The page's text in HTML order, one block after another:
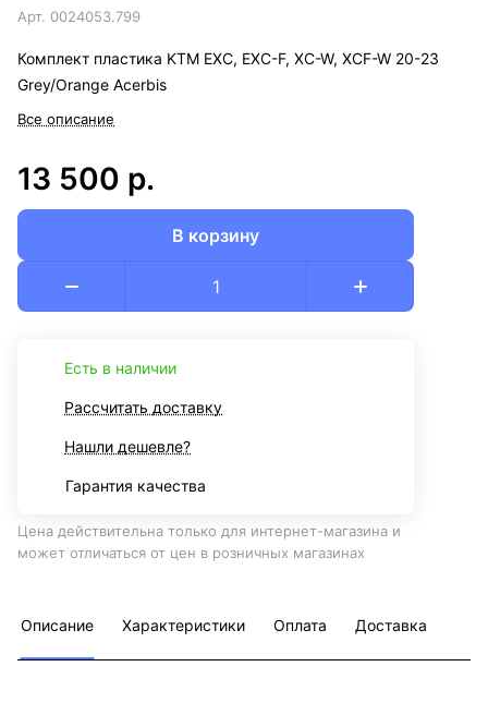
Арт. 0024053.799
Комплект пластика KTM EXC, EXC-F, XC-W, XCF-W 20-23
Grey/Orange Acerbis
Все описание
13 500 р.
В корзину
Есть в наличии
Рассчитать доставку
Нашли дешевле?
Гарантия качества
Цена действительна только для интернет-магазина и
может отличаться от цен в розничных магазинах
Описание Характеристики Оплата Доставка